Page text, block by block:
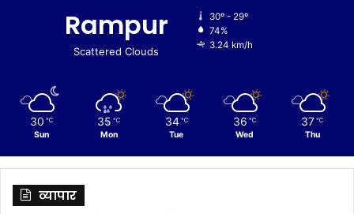
Rampur
Scattered Clouds
30º - 29º
74%
3.24 km/h
30 ℃
Sun
35 ℃
Mon
34 ℃
Tue
36 ℃
Wed
37 ℃
Thu
व्यापार